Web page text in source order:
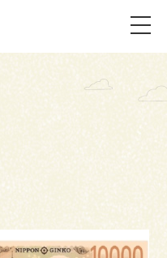
パーツギャラリー